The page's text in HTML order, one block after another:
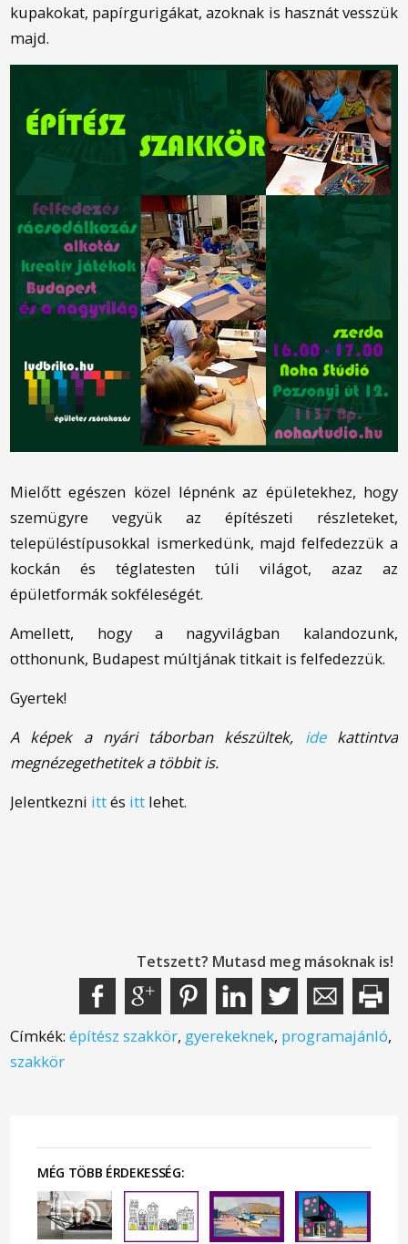
kupakokat, papírgurigákat, azoknak is hasznát vesszük
majd.
Mielőtt egészen közel lépnénk az épületekhez, hogy
szemügyre vegyük az építészeti részleteket,
településtípusokkal ismerkedünk, majd felfedezzük a
kockán és téglatesten túli világot, azaz az
épületformák sokféleségét.
Amellett, hogy a nagyvilágban kalandozunk,
otthonunk, Budapest múltjának titkait is felfedezzük.
Gyertek!
A képek a nyári táborban készültek, idekattintva
megnézegethetitek a többit is.
Jelentkezni ittés itt lehet.
Tetszett? Mutasd meg másoknak is!
Címkék:építész szakkör, gyerekeknek, programajánló,
szakkör
MÉG TÖBB ÉRDEKESSÉG: